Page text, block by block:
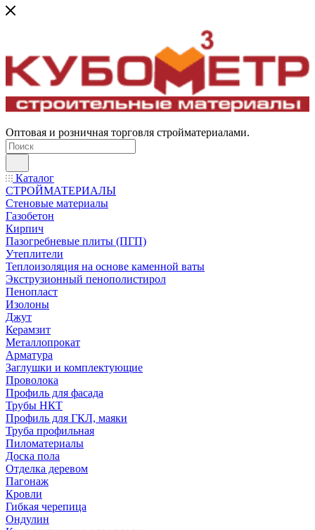
Оптовая и розничная торговля стройматериалами.
Каталог
СТРОЙМАТЕРИАЛЫ
Стеновые материалы
Газобетон
Кирпич
Пазогребневые плиты (ПГП)
Утеплители
Теплоизоляция на основе каменной ваты
Экструзионный пенополистирол
Пенопласт
Изолоны
Джут
Керамзит
Металлопрокат
Арматура
Заглушки и комплектующие
Проволока
Профиль для фасада
Трубы НКТ
Профиль для ГКЛ, маяки
Труба профильная
Пиломатериалы
Доска пола
Отделка деревом
Пагонаж
Кровли
Гибкая черепица
Ондулин